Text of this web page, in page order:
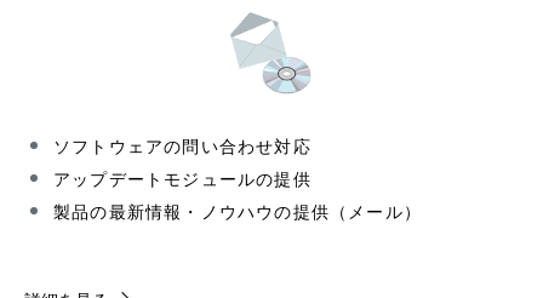
ソフトウェアの問い合わせ対応
アップデートモジュールの提供
製品の最新情報・ノウハウの提供（メール）